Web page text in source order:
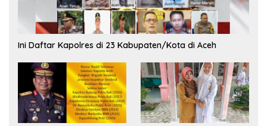
Ini Daftar Kapolres di 23 Kabupaten/Kota di Aceh